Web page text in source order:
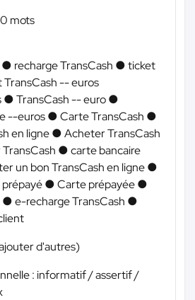
mots
● recharge TransCash ● ticket
-- euros
● TransCash -- euro ●
--euros ● Carte TransCash ●
en ligne ● Acheter TransCash
● carte bancaire
un bon TransCash en ligne ●
prépayé ● Carte prépayée ●
● e-recharge TransCash ●
d'autres)
: informatif / assertif /